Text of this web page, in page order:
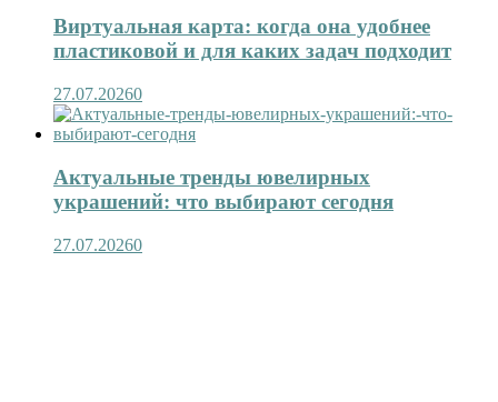
Виртуальная карта: когда она удобнее
пластиковой и для каких задач подходит
27.07.20260
Актуальные тренды ювелирных
украшений: что выбирают сегодня
27.07.20260